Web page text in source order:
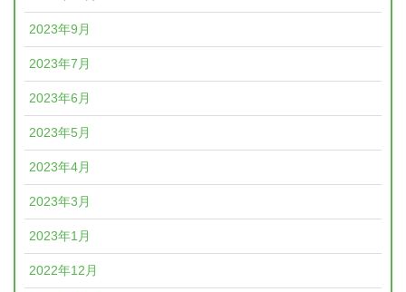
2023年9月
2023年7月
2023年6月
2023年5月
2023年4月
2023年3月
2023年1月
2022年12月